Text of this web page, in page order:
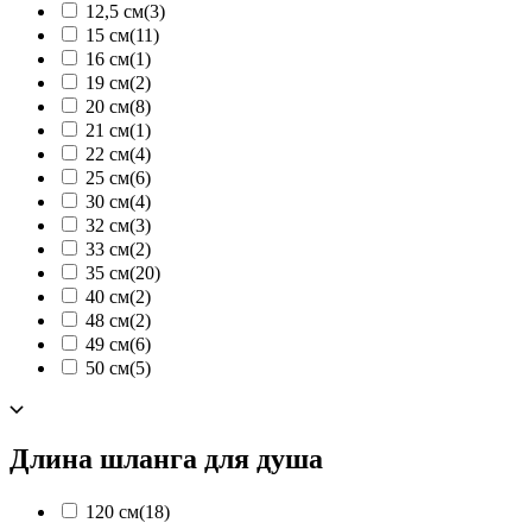
12,5 см(3)
15 см(11)
16 см(1)
19 см(2)
20 см(8)
21 см(1)
22 см(4)
25 см(6)
30 см(4)
32 см(3)
33 см(2)
35 см(20)
40 см(2)
48 см(2)
49 см(6)
50 см(5)
Длина шланга для душа
120 см(18)